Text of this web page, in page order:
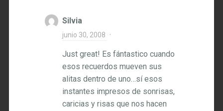
Silvia
junio 30, 2008 ·
Just great! Es fántastico cuando
esos recuerdos mueven sus
alitas dentro de uno…sí esos
instantes impresos de sonrisas,
caricias y risas que nos hacen